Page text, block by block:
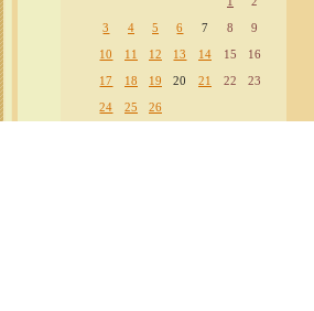
3
4 5 6 7 8
9
10
11 12 13 14 15
16
17
18 19 20 21 22
23
24
25 26